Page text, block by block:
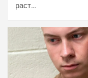
раст…